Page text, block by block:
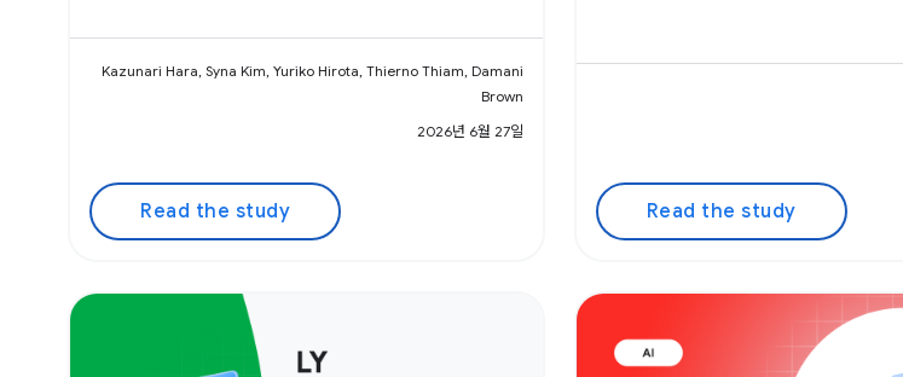
Kazunari Hara, Syna Kim, Yuriko Hirota, Thierno Thiam, Damani
Brown
2026년 6월 27일
Read the study Read the study